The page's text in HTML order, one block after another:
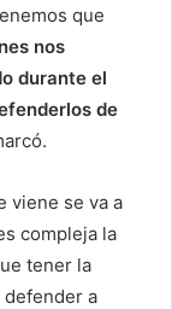
que
nos
durante el
de
viene se va a
compleja la
tener la
a